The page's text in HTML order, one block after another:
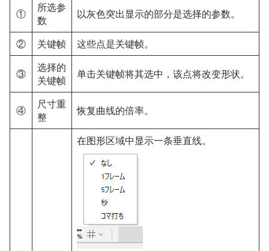
①
所选参
数
以灰色突出显示的部分是选择的参数。
② 关键帧 这些点是关键帧。
③
选择的
关键帧
单击关键帧将其选中，该点将改变形状。
④
尺寸重
整
恢复曲线的倍率。
在图形区域中显示一条垂直线。